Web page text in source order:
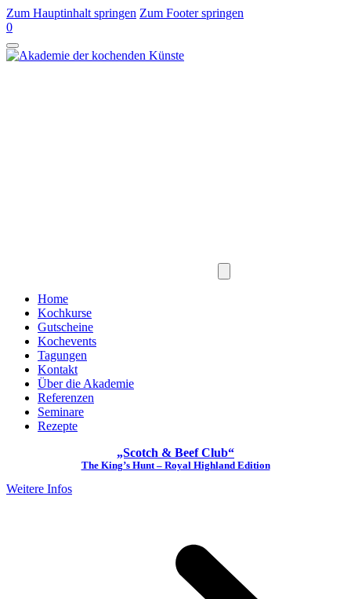
Zum Hauptinhalt springen Zum Footer springen
0
Home
Kochkurse
Gutscheine
Kochevents
Tagungen
Kontakt
Über die Akademie
Referenzen
Seminare
Rezepte
„Scotch & Beef Club“
The King’s Hunt – Royal Highland Edition
Weitere Infos